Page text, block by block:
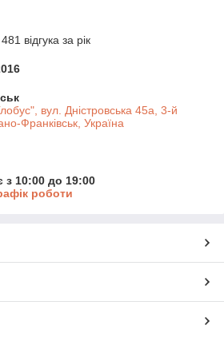
відгука за рік
вул. Дністровська 45а, 3-й
Франківськ, Україна
з 10:00 до 19:00
роботи